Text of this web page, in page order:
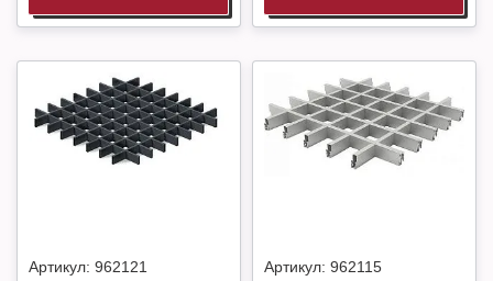
Артикул: 962121 Артикул: 962115